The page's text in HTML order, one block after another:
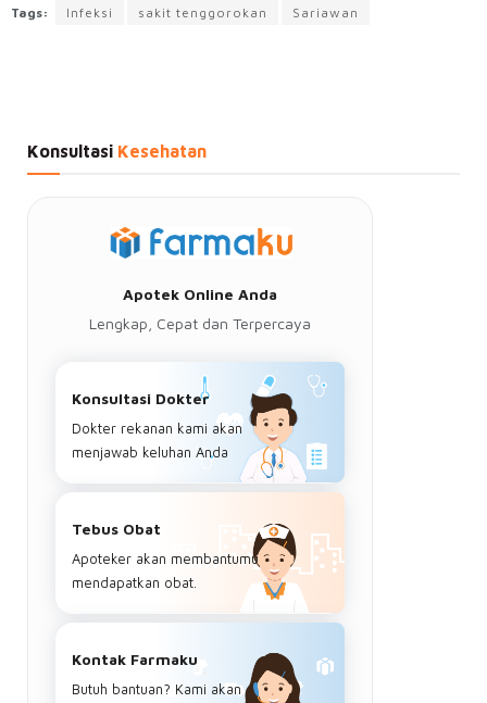
Tags: Infeksi sakit tenggorokan Sariawan
Konsultasi Kesehatan
Apotek Online Anda
Lengkap, Cepat dan Terpercaya
Konsultasi Dokter
Dokter rekanan kami akan
menjawab keluhan Anda
Tebus Obat
Apoteker akan membantumu
mendapatkan obat.
Kontak Farmaku
Butuh bantuan? Kami akan